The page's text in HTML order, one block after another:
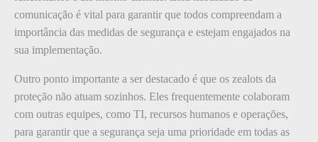
comunicação é vital para garantir que todos compreendam a
importância das medidas de segurança e estejam engajados na
sua implementação.
Outro ponto importante a ser destacado é que os zealots da
proteção não atuam sozinhos. Eles frequentemente colaboram
com outras equipes, como TI, recursos humanos e operações,
para garantir que a segurança seja uma prioridade em todas as